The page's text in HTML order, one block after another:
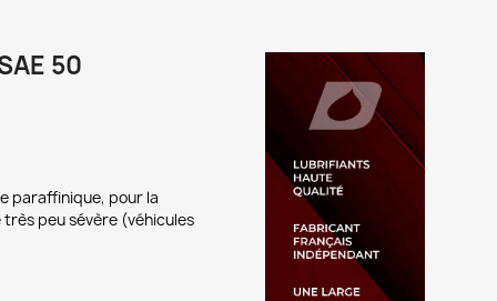
50
paraffinique, pour la
peu sévère (véhicules